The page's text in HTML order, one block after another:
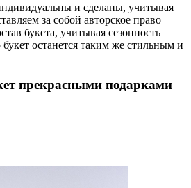
и сделаны, учитывая
за собой авторское право
букета, учитывая сезонность
останется таким же стильным и
прекрасными подарками